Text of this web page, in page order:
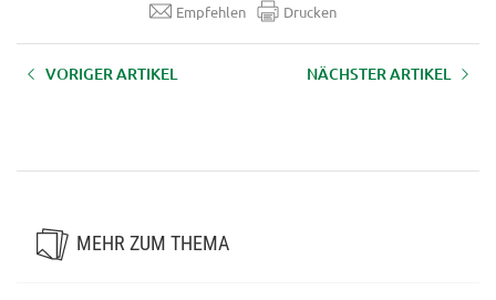
Empfehlen Drucken
VORIGER ARTIKEL NÄCHSTER ARTIKEL
MEHR ZUM THEMA